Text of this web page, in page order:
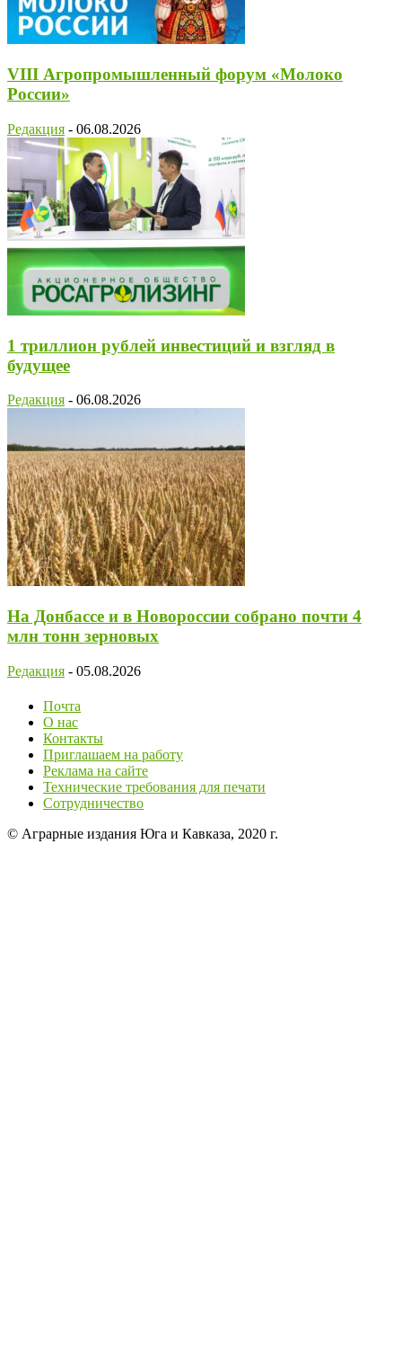
VIII Агропромышленный форум «Молоко
России»
Редакция - 06.08.2026
1 триллион рублей инвестиций и взгляд в
будущее
Редакция - 06.08.2026
На Донбассе и в Новороссии собрано почти 4
млн тонн зерновых
Редакция - 05.08.2026
Почта
О нас
Контакты
Приглашаем на работу
Реклама на сайте
Технические требования для печати
Сотрудничество
© Аграрные издания Юга и Кавказа, 2020 г.